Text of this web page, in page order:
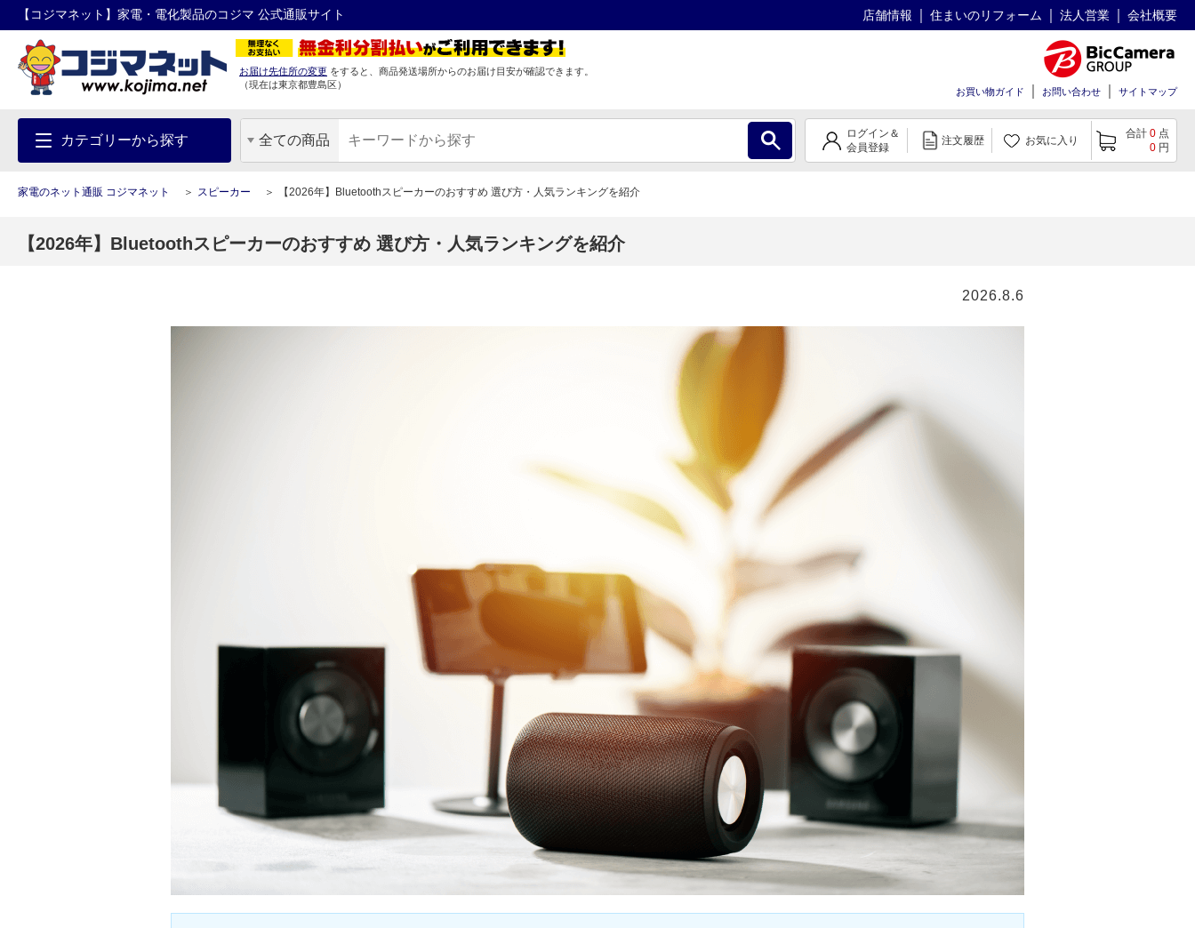
【コジマネット】家電・電化製品のコジマ 公式通販サイト 店舗情報 住まいのリフォーム 法人営業 会社概要
お届け先住所の変更 をすると、商品発送場所からのお届け目安が確認できます。
（現在は東京都豊島区）
お買い物ガイド お問い合わせ サイトマップ
カテゴリーから探す 全ての商品
ログイン＆
会員登録
注文履歴 お気に入り
合計 0 点
0 円
家電のネット通販 コジマネット スピーカー 【2026年】Bluetoothスピーカーのおすすめ 選び方・人気ランキングを紹介
【2026年】Bluetoothスピーカーのおすすめ 選び方・人気ランキングを紹介
2026.8.6